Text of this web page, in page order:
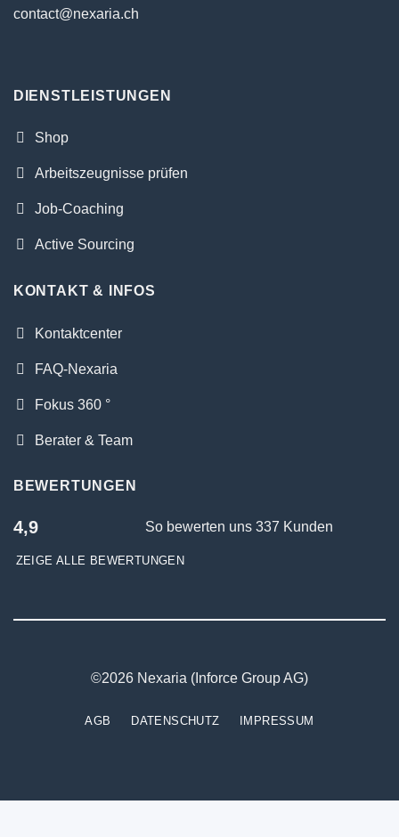
contact@nexaria.ch
DIENSTLEISTUNGEN
Shop
Arbeitszeugnisse prüfen
Job-Coaching
Active Sourcing
KONTAKT & INFOS
Kontaktcenter
FAQ-Nexaria
Fokus 360 °
Berater & Team
BEWERTUNGEN
4,9 So bewerten uns 337 Kunden
ZEIGE ALLE BEWERTUNGEN
©2026 Nexaria (Inforce Group AG)
AGB DATENSCHUTZ IMPRESSUM